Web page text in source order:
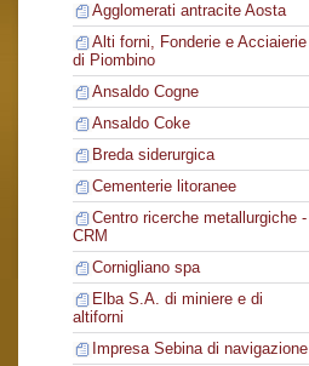
Agglomerati antracite Aosta
Alti forni, Fonderie e Acciaierie
di Piombino
Ansaldo Cogne
Ansaldo Coke
Breda siderurgica
Cementerie litoranee
Centro ricerche metallurgiche -
CRM
Cornigliano spa
Elba S.A. di miniere e di
altiforni
Impresa Sebina di navigazione